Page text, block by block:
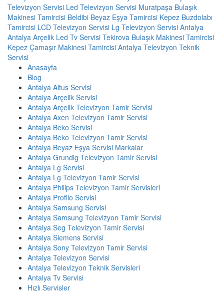
Televizyon Servisi Led Televizyon Servisi Muratpaşa Bulaşık
Makinesi Tamircisi Beldibi Beyaz Eşya Tamircisi Kepez Buzdolabı
Tamircisi LCD Televizyon Servisi Lg Televizyon Servisi Antalya
Antalya Arçelik Led Tv Servisi Tekirova Bulaşık Makinesi Tamircisi
Kepez Çamaşır Makinesi Tamircisi Antalya Televizyon Teknik
Servisi
Anasayfa
Blog
Antalya Altus Servisi
Antalya Arçelik Servisi
Antalya Arçelik Televizyon Tamir Servisi
Antalya Axen Televizyon Tamir Servisi
Antalya Beko Servisi
Antalya Beko Televizyon Tamir Servisi
Antalya Beyaz Eşya Servisi Markalar
Antalya Grundig Televizyon Tamir Servisi
Antalya Lg Servisi
Antalya Lg Televizyon Tamir Servisi
Antalya Philips Televizyon Tamir Servisleri
Antalya Profilo Servisi
Antalya Samsung Servisi
Antalya Samsung Televizyon Tamir Servisi
Antalya Seg Televizyon Tamir Servisi
Antalya Siemens Servisi
Antalya Sony Televizyon Tamir Servisi
Antalya Televizyon Servisi
Antalya Televizyon Teknik Servisleri
Antalya Tv Servisi
Hızlı Servisler